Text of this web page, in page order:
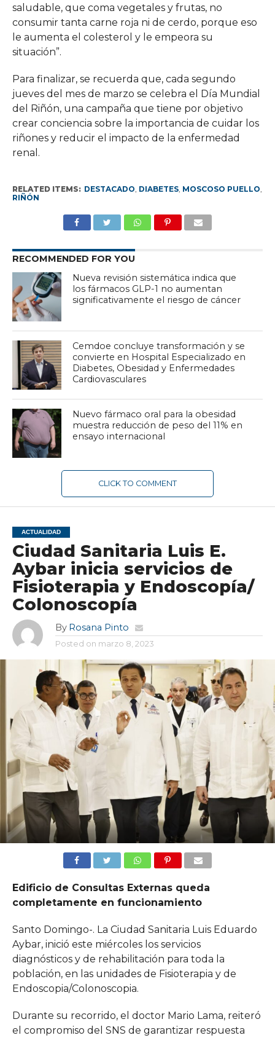
saludable, que coma vegetales y frutas, no
consumir tanta carne roja ni de cerdo, porque eso
le aumenta el colesterol y le empeora su
situación”.
Para finalizar, se recuerda que, cada segundo
jueves del mes de marzo se celebra el Día Mundial
del Riñón, una campaña que tiene por objetivo
crear conciencia sobre la importancia de cuidar los
riñones y reducir el impacto de la enfermedad
renal.
RELATED ITEMS: DESTACADO, DIABETES, MOSCOSO PUELLO,
RIÑÓN
RECOMMENDED FOR YOU
Nueva revisión sistemática indica que
los fármacos GLP-1 no aumentan
significativamente el riesgo de cáncer
Cemdoe concluye transformación y se
convierte en Hospital Especializado en
Diabetes, Obesidad y Enfermedades
Cardiovasculares
Nuevo fármaco oral para la obesidad
muestra reducción de peso del 11% en
ensayo internacional
CLICK TO COMMENT
ACTUALIDAD
Ciudad Sanitaria Luis E.
Aybar inicia servicios de
Fisioterapia y Endoscopía/
Colonoscopía
By Rosana Pinto
Posted on marzo 8, 2023
Edificio de Consultas Externas queda
completamente en funcionamiento
Santo Domingo-. La Ciudad Sanitaria Luis Eduardo
Aybar, inició este miércoles los servicios
diagnósticos y de rehabilitación para toda la
población, en las unidades de Fisioterapia y de
Endoscopia/Colonoscopia.
Durante su recorrido, el doctor Mario Lama, reiteró
el compromiso del SNS de garantizar respuesta